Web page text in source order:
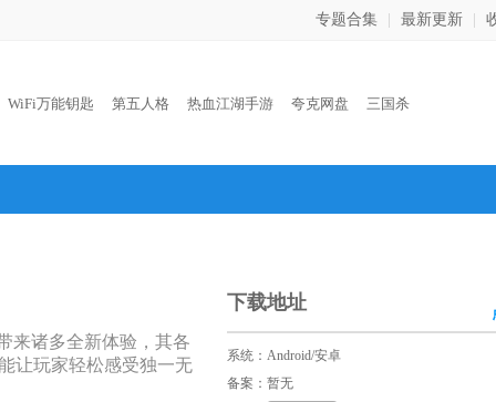
专题合集 最新更新
WiFi万能钥匙 第五人格 热血江湖手游 夸克网盘 三国杀
来诸多全新体验，其各
让玩家轻松感受独一无
下载地址
系统：Android/安卓
备案：暂无